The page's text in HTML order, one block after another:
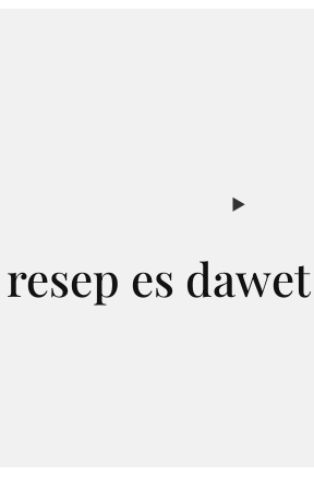
resep es